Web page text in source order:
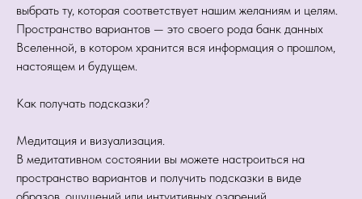
выбрать ту, которая соответствует нашим желаниям и целям.
Пространство вариантов — это своего рода банк данных
Вселенной, в котором хранится вся информация о прошлом,
настоящем и будущем.
Как получать подсказки?
Медитация и визуализация.
В медитативном состоянии вы можете настроиться на
пространство вариантов и получить подсказки в виде